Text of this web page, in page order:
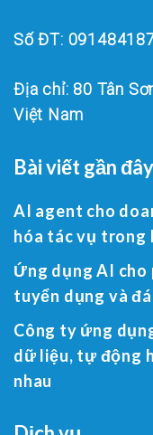
Số ĐT:
Địa chỉ: 80 Tân
Việt Nam
Bài viết gần đây
AI agent cho
hóa tác vụ trong
Ứng dụng AI cho
tuyển dụng và
Công ty ứng
dữ liệu, tự động
nhau